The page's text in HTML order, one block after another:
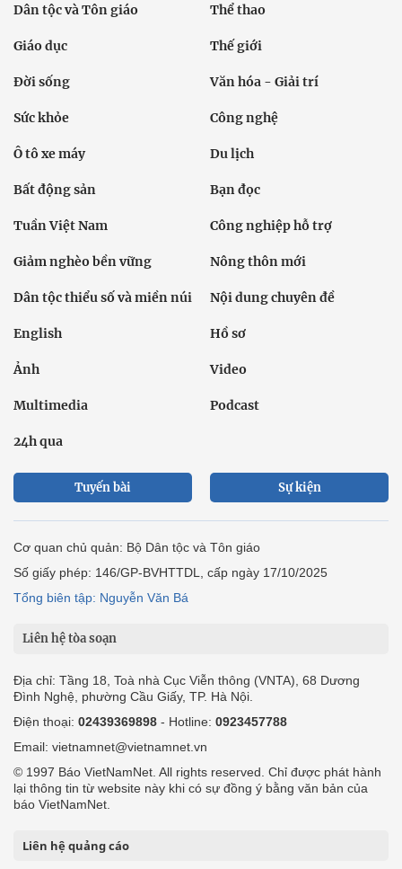
Dân tộc và Tôn giáo Thể thao
Giáo dục Thế giới
Đời sống Văn hóa - Giải trí
Sức khỏe Công nghệ
Ô tô xe máy Du lịch
Bất động sản Bạn đọc
Tuần Việt Nam Công nghiệp hỗ trợ
Giảm nghèo bền vững Nông thôn mới
Dân tộc thiểu số và miền núi Nội dung chuyên đề
English Hồ sơ
Ảnh Video
Multimedia Podcast
24h qua
Tuyến bài Sự kiện
Cơ quan chủ quản: Bộ Dân tộc và Tôn giáo
Số giấy phép: 146/GP-BVHTTDL, cấp ngày 17/10/2025
Tổng biên tập: Nguyễn Văn Bá
Liên hệ tòa soạn
Địa chỉ: Tầng 18, Toà nhà Cục Viễn thông (VNTA), 68 Dương
Đình Nghệ, phường Cầu Giấy, TP. Hà Nội.
Điện thoại: 02439369898 - Hotline: 0923457788
Email: vietnamnet@vietnamnet.vn
© 1997 Báo VietNamNet. All rights reserved. Chỉ được phát hành
lại thông tin từ website này khi có sự đồng ý bằng văn bản của
báo VietNamNet.
Liên hệ quảng cáo